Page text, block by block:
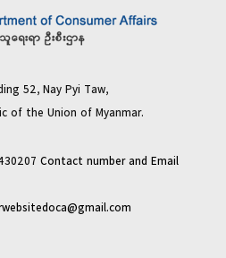
52, Nay Pyi Taw,
the Union of Myanmar.
Contact number and Email